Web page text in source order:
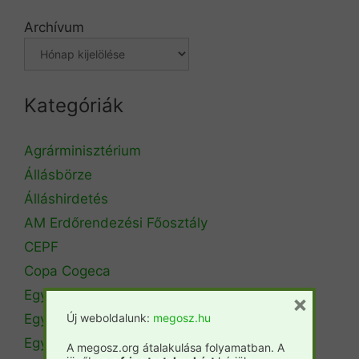
Archívum
Kategóriák
Agrárminisztérium
Állásbörze
Álláshirdetés
AM Erdőrendezési Főosztály
CEPF
Copa Cogeca
Egyéb
Egyetemi hírek
Egyetemi szintű oktatás
Új weboldalunk: megosz.hu
A megosz.org átalakulása folyamatban. A
×